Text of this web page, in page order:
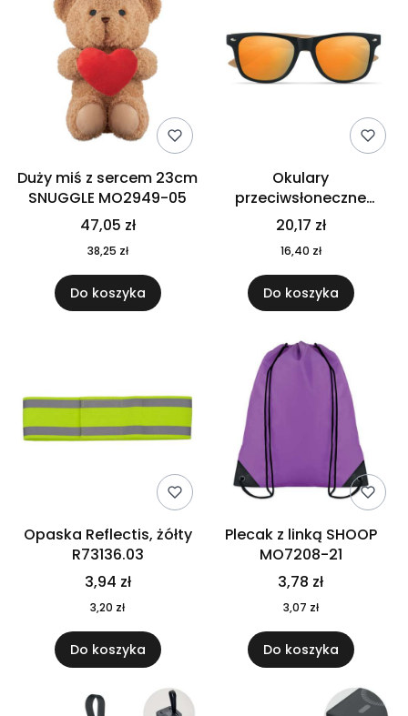
Duży miś z sercem 23cm
SNUGGLE MO2949-05
47,05 zł
38,25 zł
Do koszyka
Okulary
przeciwsłoneczne
CALIFORNIA TOUCH
MO9617-10
20,17 zł
16,40 zł
Do koszyka
Opaska Reflectis, żółty
R73136.03
3,94 zł
3,20 zł
Do koszyka
Plecak z linką SHOOP
MO7208-21
3,78 zł
3,07 zł
Do koszyka